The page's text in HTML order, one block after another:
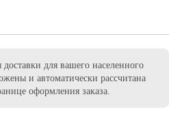
для вашего населенного
и автоматически рассчитана
оформления заказа.